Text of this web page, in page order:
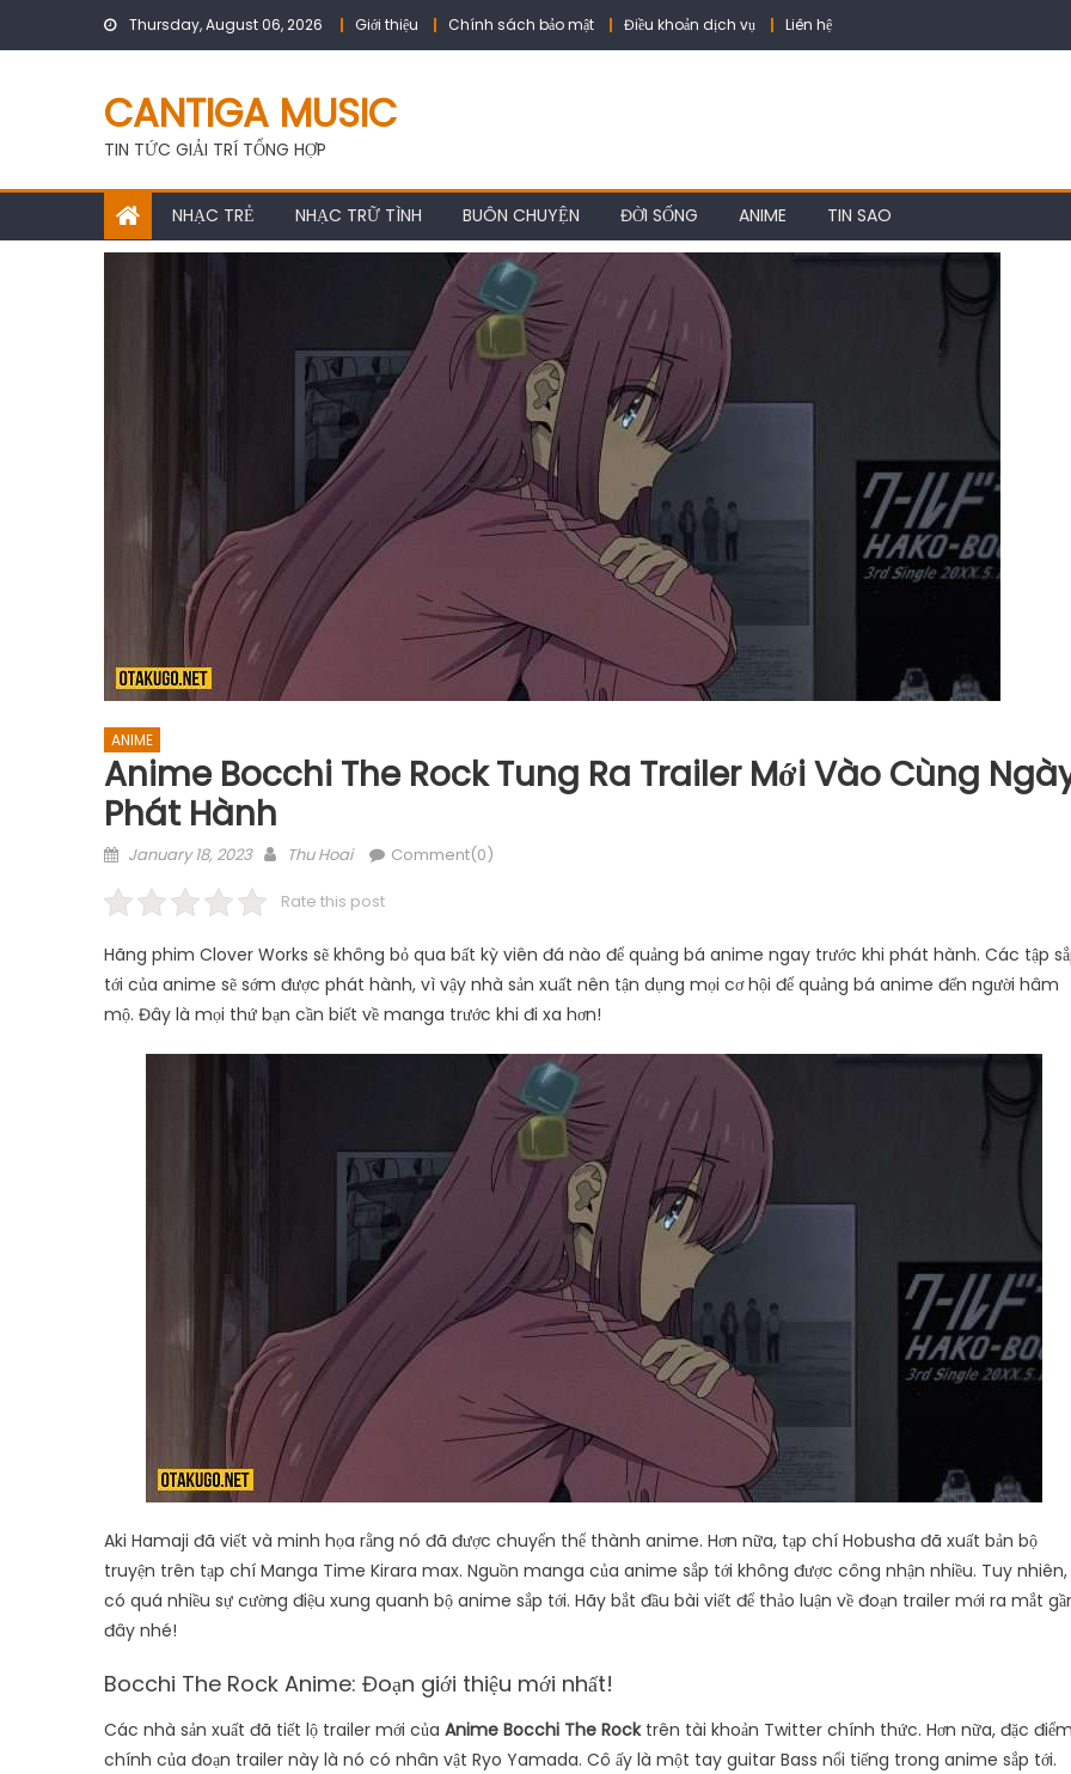
Thursday, August 06, 2026 Giới thiệu Chính sách bảo mật Điều khoản dịch vụ Liên hệ
CANTIGA MUSIC
TIN TỨC GIẢI TRÍ TỔNG HỢP
NHẠC TRẺ NHẠC TRỮ TÌNH BUÔN CHUYỆN ĐỜI SỐNG ANIME TIN SAO
ANIME
Anime Bocchi The Rock Tung Ra Trailer Mới Vào Cùng
Phát Hành
Posted
January 18, 2023 Author
Thu Hoai Comment(0)
Rate this post
Hãng phim Clover Works sẽ không bỏ qua bất kỳ viên đá nào để quảng bá anime ngay trước khi phát hành. Các tập
tới của anime sẽ sớm được phát hành, vì vậy nhà sản xuất nên tận dụng mọi cơ hội để quảng bá anime đến người hâm
mộ. Đây là mọi thứ bạn cần biết về manga trước khi đi xa hơn!
Aki Hamaji đã viết và minh họa rằng nó đã được chuyển thể thành anime. Hơn nữa, tạp chí Hobusha đã xuất bản bộ
truyện trên tạp chí Manga Time Kirara max. Nguồn manga của anime sắp tới không được công nhận nhiều. Tuy nhiên,
có quá nhiều sự cường điệu xung quanh bộ anime sắp tới. Hãy bắt đầu bài viết để thảo luận về đoạn trailer mới ra mắt
đây nhé!
Bocchi The Rock Anime: Đoạn giới thiệu mới nhất!
Các nhà sản xuất đã tiết lộ trailer mới của Anime Bocchi The Rocktrên tài khoản Twitter chính thức. Hơn nữa, đặc
chính của đoạn trailer này là nó có nhân vật Ryo Yamada. Cô ấy là một tay guitar Bass nổi tiếng trong anime sắp tới.